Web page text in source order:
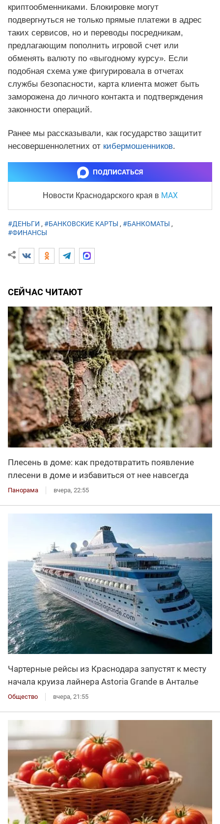
криптообменниками. Блокировке могут
подвергнуться не только прямые платежи в адрес
таких сервисов, но и переводы посредникам,
предлагающим пополнить игровой счет или
обменять валюту по «выгодному курсу». Если
подобная схема уже фигурировала в отчетах
службы безопасности, карта клиента может быть
заморожена до личного контакта и подтверждения
законности операций.
Ранее мы рассказывали, как государство защитит
несовершеннолетних от кибермошенников.
ПОДПИСАТЬСЯ
Новости Краснодарского края в MAX
#ДЕНЬГИ , #БАНКОВСКИЕ КАРТЫ , #БАНКОМАТЫ ,
#ФИНАНСЫ
СЕЙЧАС ЧИТАЮТ
Плесень в доме: как предотвратить появление
плесени в доме и избавиться от нее навсегда
Панорама вчера, 22:55
Чартерные рейсы из Краснодара запустят к месту
начала круиза лайнера Astoria Grande в Анталье
Общество вчера, 21:55